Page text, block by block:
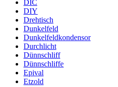
DIC
DIY
Drehtisch
Dunkelfeld
Dunkelfeldkondensor
Durchlicht
Dünnschliff
Dünnschliffe
Epival
Etzold